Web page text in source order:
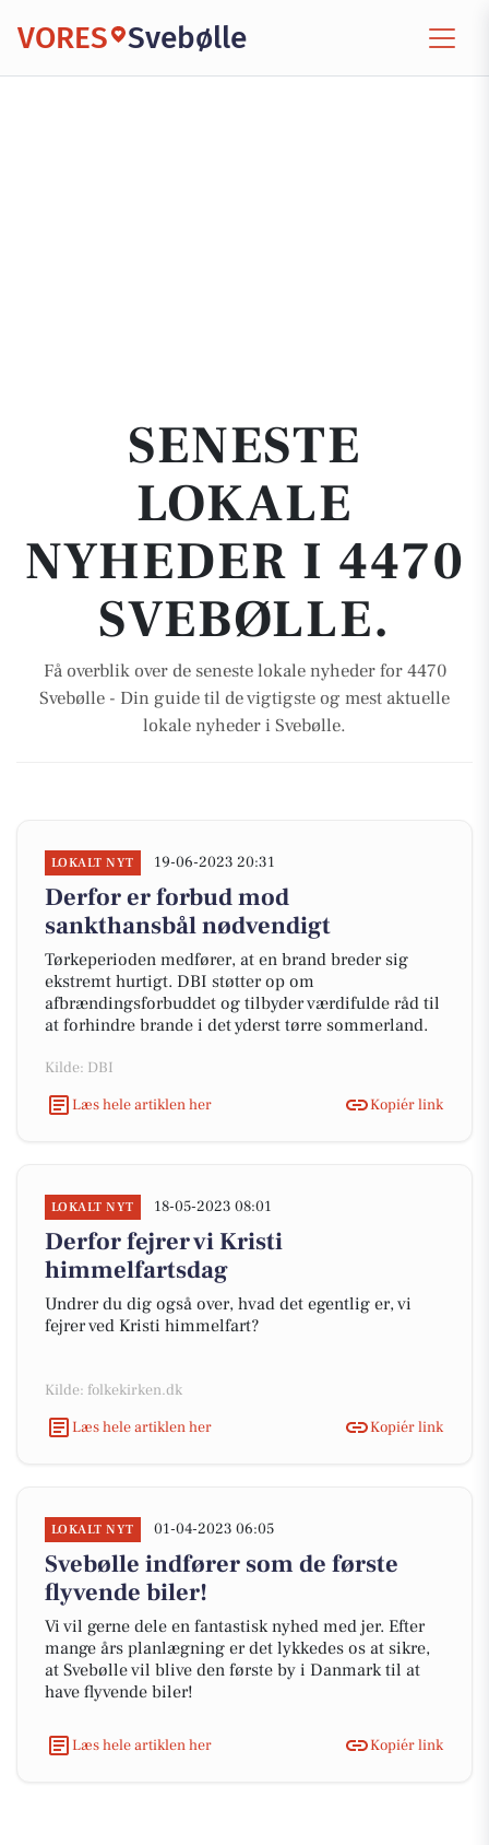
VORES Svebølle
SENESTE
LOKALE
NYHEDER I 4470
SVEBØLLE.
Få overblik over de seneste lokale nyheder for 4470
Svebølle - Din guide til de vigtigste og mest aktuelle
lokale nyheder i Svebølle.
LOKALT NYT 19-06-2023 20:31
Derfor er forbud mod
sankthansbål nødvendigt
Tørkeperioden medfører, at en brand breder sig
ekstremt hurtigt. DBI støtter op om
afbrændingsforbuddet og tilbyder værdifulde råd til
at forhindre brande i det yderst tørre sommerland.
Kilde: DBI
Læs hele artiklen her
Kopiér link
LOKALT NYT 18-05-2023 08:01
Derfor fejrer vi Kristi
himmelfartsdag
Undrer du dig også over, hvad det egentlig er, vi
fejrer ved Kristi himmelfart?
Kilde: folkekirken.dk
Læs hele artiklen her
Kopiér link
LOKALT NYT 01-04-2023 06:05
Svebølle indfører som de første
flyvende biler!
Vi vil gerne dele en fantastisk nyhed med jer. Efter
mange års planlægning er det lykkedes os at sikre,
at Svebølle vil blive den første by i Danmark til at
have flyvende biler!
Læs hele artiklen her Kopiér link